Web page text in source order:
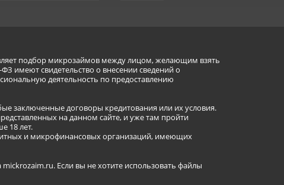
подбор микрозаймов между лицом, желающим взять
имеют свидетельство о внесении сведений о
деятельность по предоставлению
заключенные договоры кредитования или их условия.
на данном сайте, и уже там пройти
18 лет.
и микрофинансовых организаций, имеющих
Если вы не хотите использовать файлы